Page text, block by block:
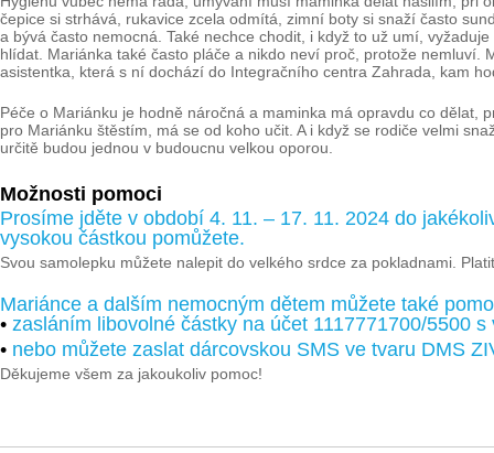
čepice si strhává, rukavice zcela odmítá, zimní boty si snaží často
a bývá často nemocná. Také nechce chodit, i když to už umí,
hlídat. Mariánka také často pláče a nikdo neví proč, protože
asistentka, která s ní dochází do Integračního centra Zahrada, kam
Péče o Mariánku je hodně náročná a maminka má opravdu co dělat,
pro Mariánku štěstím, má se od koho učit. A i když se rodiče velmi
určitě budou jednou v budoucnu velkou oporou.
Možnosti pomoci
Prosíme jděte v období 4. 11. – 17. 11. 2024 do
vysokou částkou pomůžete.
Svou samolepku můžete nalepit do velkého srdce za pokladnami.
Mariánce a dalším nemocným dětem můžete také
• zasláním libovolné částky na účet 1117771700/5500
• nebo můžete zaslat dárcovskou SMS ve tvaru DMS
Děkujeme všem za jakoukoliv pomoc!